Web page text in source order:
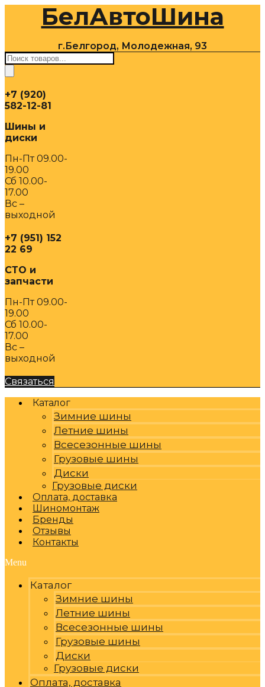
содержимомуБелАвтоШина
г.Белгород, Молодежная, 93
Поиск
товаров
+7 (920)
582-12-81
Шины и
диски
Пн-Пт 09.00-
19.00
Сб 10.00-
17.00
Вс –
выходной
+7 (951) 152
22 69
СТО и
запчасти
Пн-Пт 09.00-
19.00
Сб 10.00-
17.00
Вс –
выходной
Связаться
Каталог
Зимние шины
Летние шины
Всесезонные шины
Грузовые шины
Диски
Грузовые диски
Оплата, доставка
Шиномонтаж
Бренды
Отзывы
Контакты
Menu
Каталог
Зимние шины
Летние шины
Всесезонные шины
Грузовые шины
Диски
Грузовые диски
Оплата, доставка